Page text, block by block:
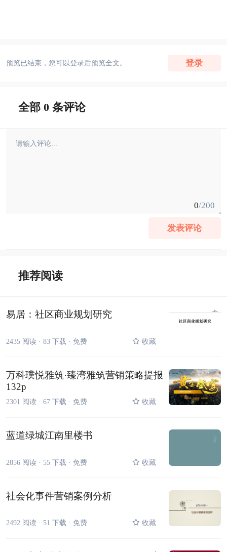
预览已结束，您可以登录后预览全文。 登录
全部 0 条评论
0/200
发表评论
推荐阅读
易居：社区商业规划研究
2435 阅读 · 83 下载 · 免费 收藏
万科璞悦雅筑·臻湾雅筑营销策略提报
132p
2301 阅读 · 67 下载 · 免费 收藏
蓝道绿城江南里楼书
2856 阅读 · 55 下载 · 免费 收藏
社会化事件营销案例分析
2492 阅读 · 51 下载 · 免费 收藏